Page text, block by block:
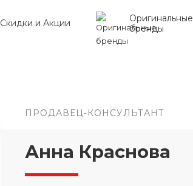
Скидки и Акции
Оригинальные
бренды
ПРОДАВЕЦ-КОНСУЛЬТАНТ
Анна Краснова